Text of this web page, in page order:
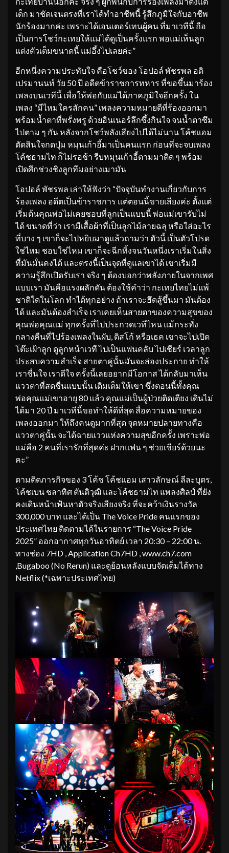
เด็ก มาชัดเจนตรงที่เราได้ทำอาชีพนี้ รู้สึกภูมิใจกับอาชีพ
นักร้องมากค่ะ เพราะได้เอนเตอร์เทนผู้คน ที่มาเวทีนี้ ถือ
เป็นการโชว์กะเทยให้แม่ได้ดูเป็นครั้งแรก พอแม่เห็นลูก
แต่งตัวเต็มขนาดนี้ แม่อึ้งไปเลยค่ะ”
อีกหนึ่งความประทับใจ คือโชว์ของ โอปอล์ พัชรพล อติ
เปรมานนท์ วัย 50 ปี อดีตข้าราชการทหาร ที่ขอขึ้นมาร้อง
เพลงบนเวทีนี้ เพื่อให้พ่อกับแม่ได้ภาคภูมิใจอีกครั้ง ใน
เพลง “มีไหมใครสักคน” เพลงความหมายดีที่ร้องออกมา
พร้อมน้ำตาที่พรั่งพรู ด้วยอินเนอร์ลึกซึ้งกินใจ จนน้ำตาซึม
ไปตาม ๆ กัน หลังจากโชว์พลังเสียงไปได้ไม่นาน โค้ชแอม
ตัดสินใจกดปุ่ม หมุนเก้าอี้มาเป็นคนแรก ก่อนที่จะจบเพลง
โค้ชธามไท ก็ไม่รอช้า รีบหมุนเก้าอี้ตามมาติด ๆ พร้อม
เปิดศึกช่วงชิงลูกทีมอย่างเมามัน
โอปอล์ พัชรพล เล่าให้ฟังว่า “ปัจจุบันทำงานเกี่ยวกับการ
ร้องเพลง อดีตเป็นข้าราชการ แต่ตอนนี้ขายเสียงค่ะ ตั้งแต่
เริ่มต้นคุณพ่อไม่เคยชอบที่ลูกเป็นแบบนี้ พ่อแม่เขารับไม่
ได้ ขนาดที่ว่า เรามีเสื้อผ้าที่เป็นลูกไม้ลายฉลุ หรือใส่อะไร
ที่บาง ๆ เขาก็จะไปหยิบมาดูแล้วถามว่า ตัวนี้ เป็นตัวโปรด
ใช่ไหม ชอบใช่ไหม เขาก็จะฉีกทิ้งจนวันหนึ่งเราเริ่มในสิ่ง
ที่มันมั่นคงได้ และตรงนี้เป็นจุดที่ดูแลเขาได้ เขาเริ่มมี
ความรู้สึกเปิดรับเรา จริง ๆ ต้องบอกว่าพลังภายในจากเพศ
แบบเรา มันคือแรงผลักดัน ต้องใช้คำว่า กะเทยไทยไม่แพ้
ชาติใดในโลก ทำได้ทุกอย่าง ถ้าเราจะฮึดสู้ขึ้นมา มันต้อง
ได้ และมันต้องสำเร็จ เราเคยเห็นสายตาของความสุขของ
คุณพ่อคุณแม่ ทุกครั้งที่ไปประกวดเวทีไหน แม้กระทั่ง
กลางคืนที่ไปร้องเพลงในผับ, ดิสโก้ หรือเธค เขาจะไปเปิด
โต๊ะเฝ้าลูก ดูลูกหน้าเวที ไปเป็นแฟนคลับ ไปเชียร์ เวลาลูก
ประสบความสำเร็จ สายตาคู่นั้นมันจะส่องประกาย ทำให้
เราชื่นใจ เราดีใจ ครั้งนี้เลยอยากมีโอกาส ได้กลับมาเห็น
แววตาที่สดชื่นแบบนั้น เติมเต็มให้เขา ซึ่งตอนนี้ทั้งคุณ
พ่อคุณแม่เขาอายุ 80 แล้ว คุณแม่เป็นผู้ป่วยติดเตียง เดินไม่
ได้มา 20 ปี มาเวทีนี้ขอทำให้ดีที่สุด สื่อความหมายของ
เพลงออกมา ให้ถึงคนดูมากที่สุด จุดหมายปลายทางคือ
แววตาคู่นั้น จะได้ฉายแววแห่งความสุขอีกครั้ง เพราะพ่อ
แม่คือ 2 คนที่เรารักที่สุดค่ะ ฝากแฟน ๆ ช่วยเชียร์ด้วยนะ
คะ”
ตามติดภารกิจของ 3 โค้ช โค้ชแอม เสาวลักษณ์ ลีละบุตร,
โค้ชเบน ชลาทิศ ตันติวุฒิ และโค้ชธามไท แพลงศิลป์ ที่ยัง
คงเดินหน้าเฟ้นหาตัวจริงเสียงจริง ที่จะคว้าเงินรางวัล
300,000 บาท และได้เป็น The Voice Pride คนแรกของ
ประเทศไทย ติดตามได้ในรายการ “The Voice Pride
2025” ออกอากาศทุกวันอาทิตย์ เวลา 20:30 – 22:00 น.
ทางช่อง 7HD , Application Ch7HD , www.ch7.com
,Bugaboo (No Rerun) และดูย้อนหลังแบบจัดเต็มได้ทาง
Netflix (*เฉพาะประเทศไทย)